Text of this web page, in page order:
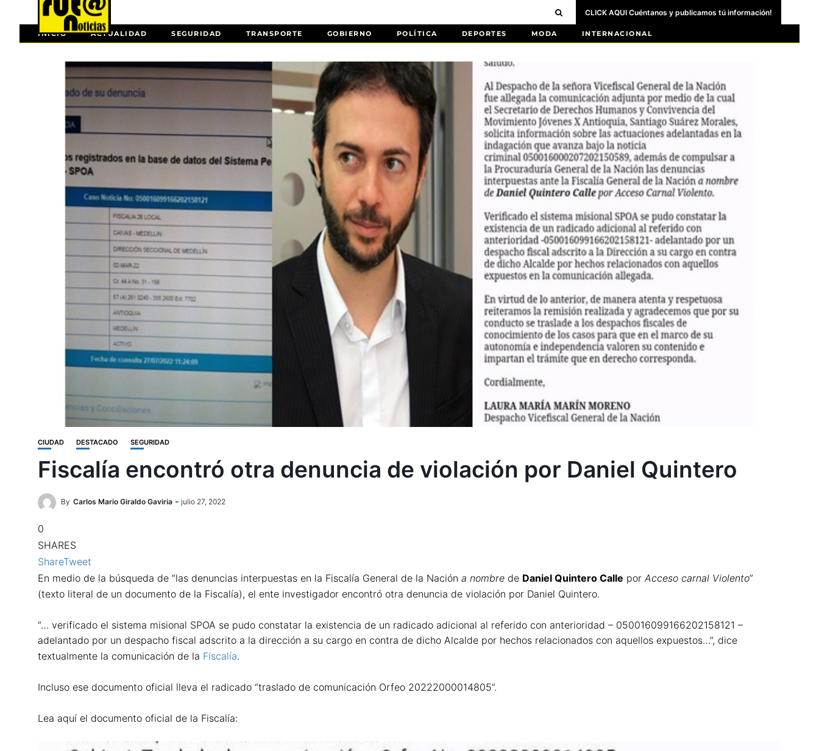
CLICK AQUI Cuéntanos y publicamos tú información!
INICIO ACTUALIDAD SEGURIDAD TRANSPORTE GOBIERNO POLÍTICA DEPORTES MODA INTERNACIONAL
CIUDAD DESTACADO SEGURIDAD
Fiscalía encontró otra denuncia de violación por Daniel Quintero
By Carlos Mario Giraldo Gaviria julio 27, 2022
0
SHARES
ShareTweet
En medio de la búsqueda de “las denuncias interpuestas en la Fiscalía General de la Nación a nombre de Daniel Quintero Calle por Acceso carnal Violento”
(texto literal de un documento de la Fiscalía), el ente investigador encontró otra denuncia de violación por Daniel Quintero.
“… verificado el sistema misional SPOA se pudo constatar la existencia de un radicado adicional al referido con anterioridad – 050016099166202158121 –
adelantado por un despacho fiscal adscrito a la dirección a su cargo en contra de dicho Alcalde por hechos relacionados con aquellos expuestos…”, dice
textualmente la comunicación de la Fiscalía.
Incluso ese documento oficial lleva el radicado “traslado de comunicación Orfeo 20222000014805”.
Lea aquí el documento oficial de la Fiscalía: